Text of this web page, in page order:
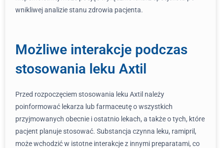
wnikliwej analizie stanu zdrowia pacjenta.
Możliwe interakcje podczas
stosowania leku Axtil
Przed rozpoczęciem stosowania leku Axtil należy
poinformować lekarza lub farmaceutę o wszystkich
przyjmowanych obecnie i ostatnio lekach, a także o tych, które
pacjent planuje stosować. Substancja czynna leku, ramipril,
może wchodzić w istotne interakcje z innymi preparatami, co